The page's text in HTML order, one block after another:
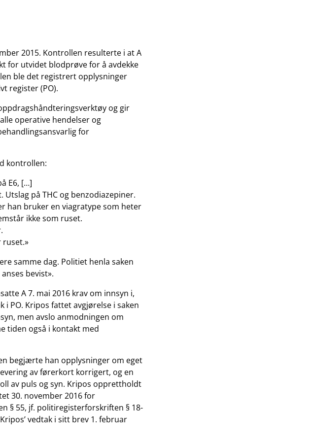
2015. Kontrollen resulterte i at A
for utvidet blodprøve for å avdekke
ble det registrert opplysninger
register (PO).
og gir
operative hendelser og
for
kontrollen:
E6, […]
på THC og benzodiazepiner.
han bruker en viagratype som heter
ikke som ruset.
ruset.»
samme dag. Politiet henla saken
bevist».
A 7. mai 2016 krav om innsyn i,
PO. Kripos fattet avgjørelse i saken
men avslo anmodningen om
tiden også i kontakt med
begjærte han opplysninger om eget
av førerkort korrigert, og en
av puls og syn. Kripos opprettholdt
30. november 2016 for
§ 55, jf. politiregisterforskriften § 18-
vedtak i sitt brev 1. februar